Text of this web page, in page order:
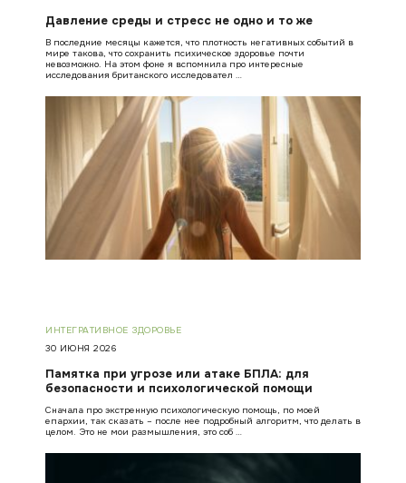
Давление среды и стресс не одно и то же
В последние месяцы кажется, что плотность негативных событий в
мире такова, что сохранить психическое здоровье почти
невозможно. На этом фоне я вспомнила про интересные
исследования британского исследовател …
ИНТЕГРАТИВНОЕ ЗДОРОВЬЕ
30 ИЮНЯ 2026
Памятка при угрозе или атаке БПЛА: для
безопасности и психологической помощи
Сначала про экстренную психологическую помощь, по моей
епархии, так сказать – после нее подробный алгоритм, что делать в
целом. Это не мои размышления, это соб …